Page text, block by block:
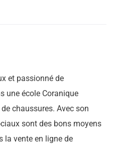
et passionné de
une école Coranique
chaussures. Avec son
sont des bons moyens
la vente en ligne de